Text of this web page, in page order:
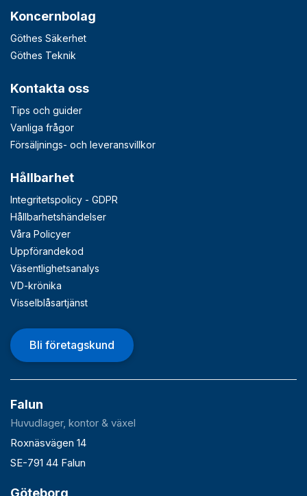
Koncernbolag
Göthes Säkerhet
Göthes Teknik
Kontakta oss
Tips och guider
Vanliga frågor
Försäljnings- och leveransvillkor
Hållbarhet
Integritetspolicy - GDPR
Hållbarhetshändelser
Våra Policyer
Uppförandekod
Väsentlighetsanalys
VD-krönika
Visselblåsartjänst
Bli företagskund
Falun
Huvudlager, kontor & växel
Roxnäsvägen 14
SE-791 44 Falun
Göteborg